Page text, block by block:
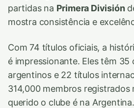
partidas na Primera División
mostra consistência e
Com 74 títulos oficiais, a
é impressionante. Eles têm 35
argentinos e 22 títulos
314,000 membros registrados
querido o clube é na Argentina.